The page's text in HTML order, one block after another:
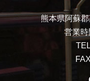
熊本県阿蘇
営業